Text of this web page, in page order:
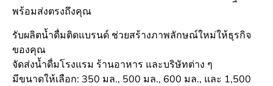
พร้อมส่งตรงถึงคุณ
รับผลิตน้ำดื่มติดแบรนด์ ช่วยสร้างภาพลักษณ์ใหม่ให้ธุรกิจ
ของคุณ
จัดส่งน้ำดื่มโรงแรม ร้านอาหาร และบริษัทต่าง ๆ
มีขนาดให้เลือก: 350 มล., 500 มล., 600 มล., และ 1,500